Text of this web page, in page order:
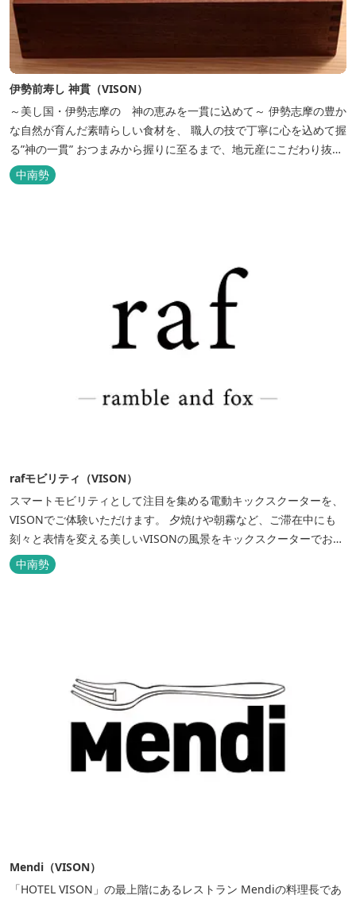
伊勢前寿し 神貫（VISON）
～美し国・伊勢志摩の 神の恵みを一貫に込めて～ 伊勢志摩の豊か
な自然が育んだ素晴らしい食材を、 職人の技で丁寧に心を込めて握
る”神の一貫” おつまみから握りに至るまで、地元産にこだわり抜い
た、 この地でしか味わえない本物の”伊勢前寿し”をご堪能下さい
中南勢
rafモビリティ（VISON）
スマートモビリティとして注目を集める電動キックスクーターを、
VISONでご体験いただけます。 夕焼けや朝霧など、ご滞在中にも
刻々と表情を変える美しいVISONの風景をキックスクーターでお楽
しみください。 広大な敷地内の移動や店舗散策にもお使いいただけ
ます。
中南勢
Mendi（VISON）
「HOTEL VISON」の最上階にあるレストラン Mendiの料理長であ